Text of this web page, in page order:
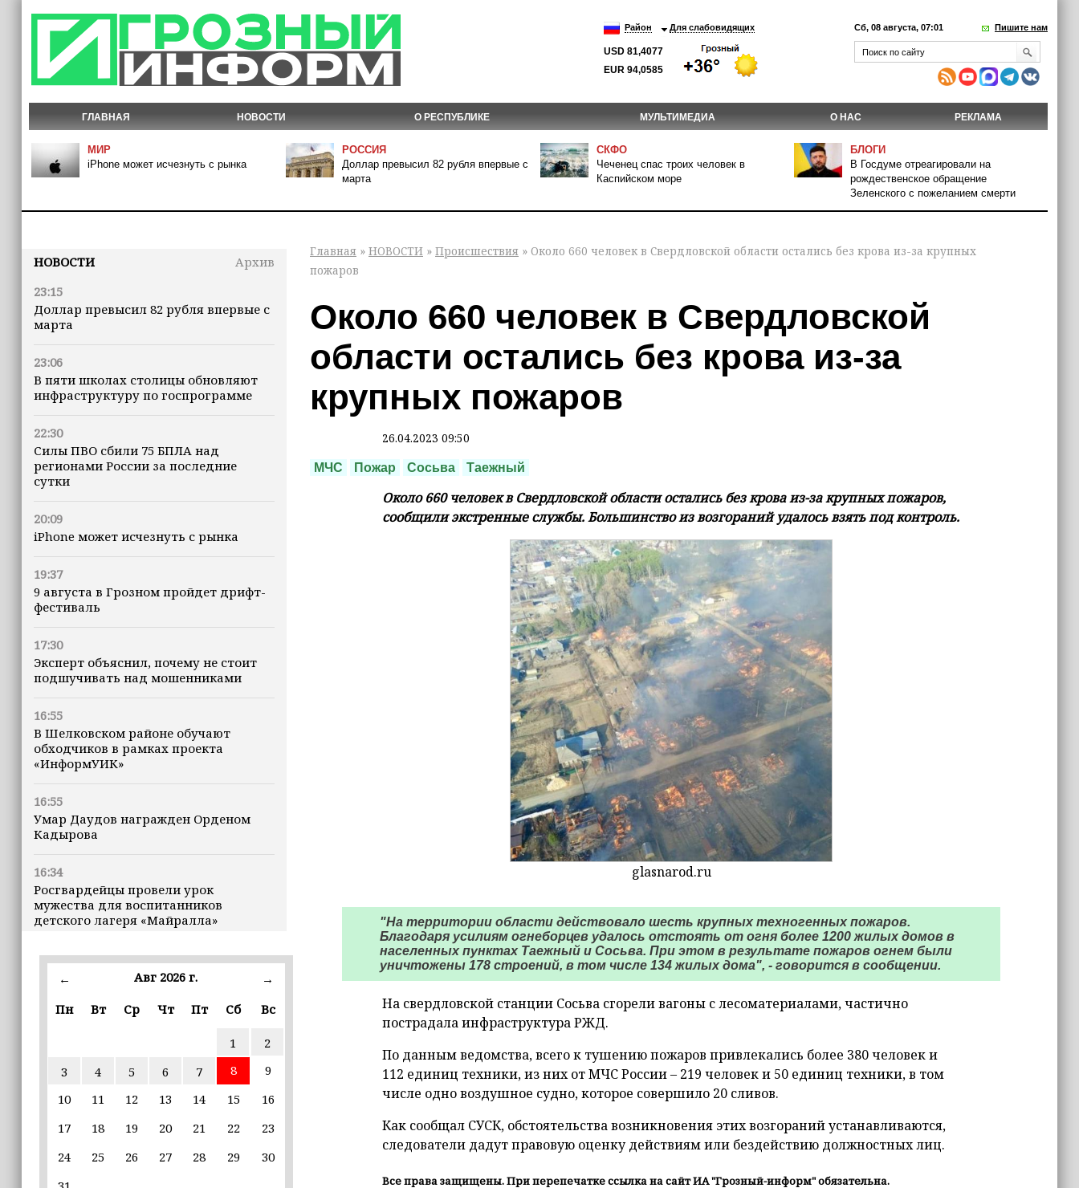
Район Для слабовидящих
USD 81,4077
EUR 94,0585
Сб, 08 августа, 07:01 Пишите нам
ГЛАВНАЯ НОВОСТИ О РЕСПУБЛИКЕ МУЛЬТИМЕДИА О НАС РЕКЛАМА
МИР
iPhone может исчезнуть с рынка
РОССИЯ
Доллар превысил 82 рубля впервые с
марта
СКФО
Чеченец спас троих человек в
Каспийском море
БЛОГИ
В Госдуме отреагировали на
рождественское обращение
Зеленского с пожеланием смерти
НОВОСТИ
Архив
23:15
Доллар превысил 82 рубля впервые с
марта
23:06
В пяти школах столицы обновляют
инфраструктуру по госпрограмме
22:30
Силы ПВО сбили 75 БПЛА над
регионами России за последние
сутки
20:09
iPhone может исчезнуть с рынка
19:37
9 августа в Грозном пройдет дрифт-
фестиваль
17:30
Эксперт объяснил, почему не стоит
подшучивать над мошенниками
16:55
В Шелковском районе обучают
обходчиков в рамках проекта
«ИнформУИК»
16:55
Умар Даудов награжден Орденом
Кадырова
16:34
Росгвардейцы провели урок
мужества для воспитанников
детского лагеря «Майралла»
16:30
Дмитрий Чернышенко: Внутренний
въездной — на 20,1%
Из бюджета Чечни дополнительно
выделено 505 млн рублей
пострадавшим от паводков
15:35
— стать большой
← Авг 2026 г.
→
Пн
Вт Ср Чт Пт Сб Вс
1
2
3
4 5 6 7 8
9
10
11 12 13 14 15
16
17
18 19 20 21 22
23
24
25 26 27 28 29
30
Главная » НОВОСТИ » Происшествия » Около 660 человек в Свердловской области остались без крова из-за крупных
пожаров
Около 660 человек в Свердловской
области остались без крова из-за
крупных пожаров
26.04.2023 09:50
МЧС Пожар Сосьва Таежный
Около 660 человек в Свердловской области остались без крова из-за крупных пожаров,
сообщили экстренные службы. Большинство из возгораний удалось взять под контроль.
glasnarod.ru
"На территории области действовало шесть крупных техногенных пожаров.
Благодаря усилиям огнеборцев удалось отстоять от огня более 1200 жилых домов в
населенных пунктах Таежный и Сосьва. При этом в результате пожаров огнем были
уничтожены 178 строений, в том числе 134 жилых дома", - говорится в сообщении.
На свердловской станции Сосьва сгорели вагоны с лесоматериалами, частично
пострадала инфраструктура РЖД.
По данным ведомства, всего к тушению пожаров привлекались более 380 человек и
112 единиц техники, из них от МЧС России – 219 человек и 50 единиц техники, в том
числе одно воздушное судно, которое совершило 20 сливов.
Как сообщал СУСК, обстоятельства возникновения этих возгораний устанавливаются,
следователи дадут правовую оценку действиям или бездействию должностных лиц.
Все права защищены. При перепечатке ссылка на сайт ИА "Грозный-информ" обязательна.